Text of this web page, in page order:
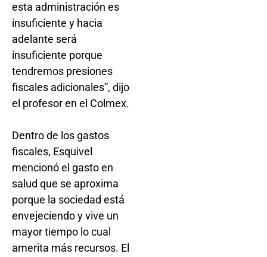
esta administración es
insuficiente y hacia
adelante será
insuficiente porque
tendremos presiones
fiscales adicionales”, dijo
el profesor en el Colmex.
Dentro de los gastos
fiscales, Esquivel
mencionó el gasto en
salud que se aproxima
porque la sociedad está
envejeciendo y vive un
mayor tiempo lo cual
amerita más recursos. El